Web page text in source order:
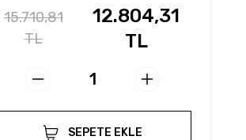
15.710,81
TL
12.804,31
TL
SEPETE EKLE